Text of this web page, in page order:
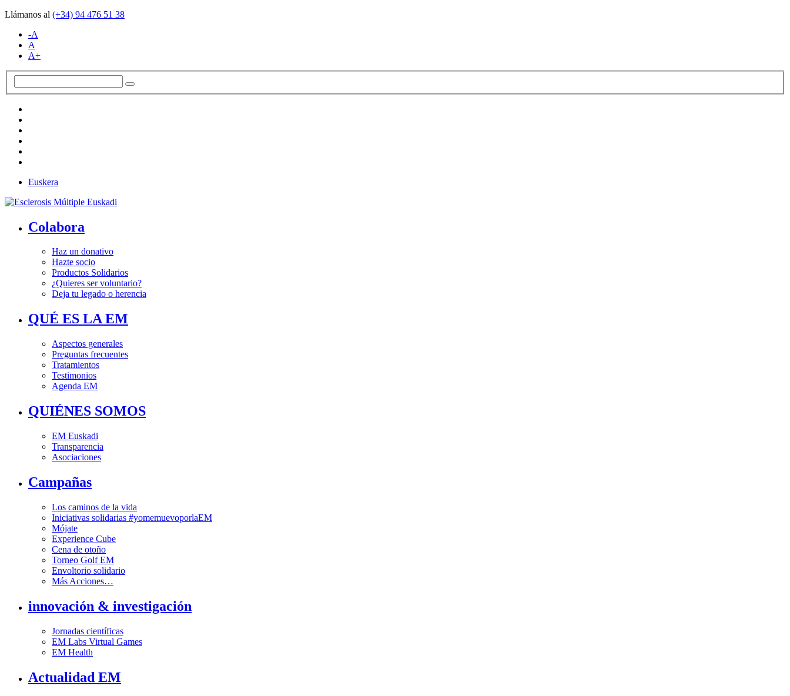
Llámanos al (+34) 94 476 51 38
-A
A
A+
Euskera
Colabora
Haz un donativo
Hazte socio
Productos Solidarios
¿Quieres ser voluntario?
Deja tu legado o herencia
QUÉ ES LA EM
Aspectos generales
Preguntas frecuentes
Tratamientos
Testimonios
Agenda EM
QUIÉNES SOMOS
EM Euskadi
Transparencia
Asociaciones
Campañas
Los caminos de la vida
Iniciativas solidarias #yomemuevoporlaEM
Mójate
Experience Cube
Cena de otoño
Torneo Golf EM
Envoltorio solidario
Más Acciones…
innovación & investigación
Jornadas científicas
EM Labs Virtual Games
EM Health
Actualidad EM